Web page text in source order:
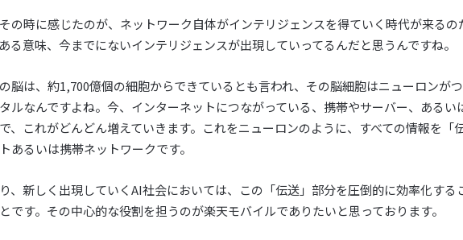
の時に感じたのが、ネットワーク自体がインテリジェンスを得ていく時代が来る
る意味、今までにないインテリジェンスが出現していってるんだと思うんですね。
脳は、約1,700億個の細胞からできているとも言われ、その脳細胞はニューロンが
ルなんですよね。今、インターネットにつながっている、携帯やサーバー、ある
、これがどんどん増えていきます。これをニューロンのように、すべての情報を「
あるいは携帯ネットワークです。
、新しく出現していくAI社会においては、この「伝送」部分を圧倒的に効率化す
です。その中心的な役割を担うのが楽天モバイルでありたいと思っております。